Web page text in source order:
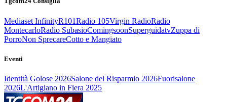
Mediaset InfinityR101Radio 105Virgin RadioRadio
MontecarloRadio SubasioComingsoonSuperguidatvZuppa di
PorroNon SprecareCotto e Mangiato
Eventi
Identità Golose 2026Salone del Risparmio 2026Fuorisalone
2026L'Artigiano in Fiera 2025